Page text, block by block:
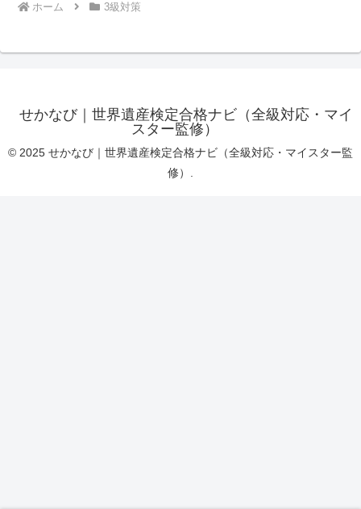
ホーム 3級対策
せかなび｜世界遺産検定合格ナビ（全級対応・マイ
スター監修）
© 2025 せかなび｜世界遺産検定合格ナビ（全級対応・マイスター監
修）.